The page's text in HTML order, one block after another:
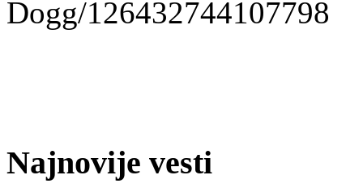
Dogg/126432744107798
Najnovije vesti